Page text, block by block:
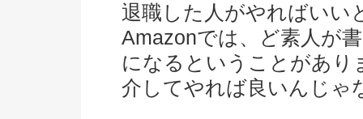
退職した人がやればいい
Amazonでは、ど素人が
になるということがあり
介してやれば良いんじゃ